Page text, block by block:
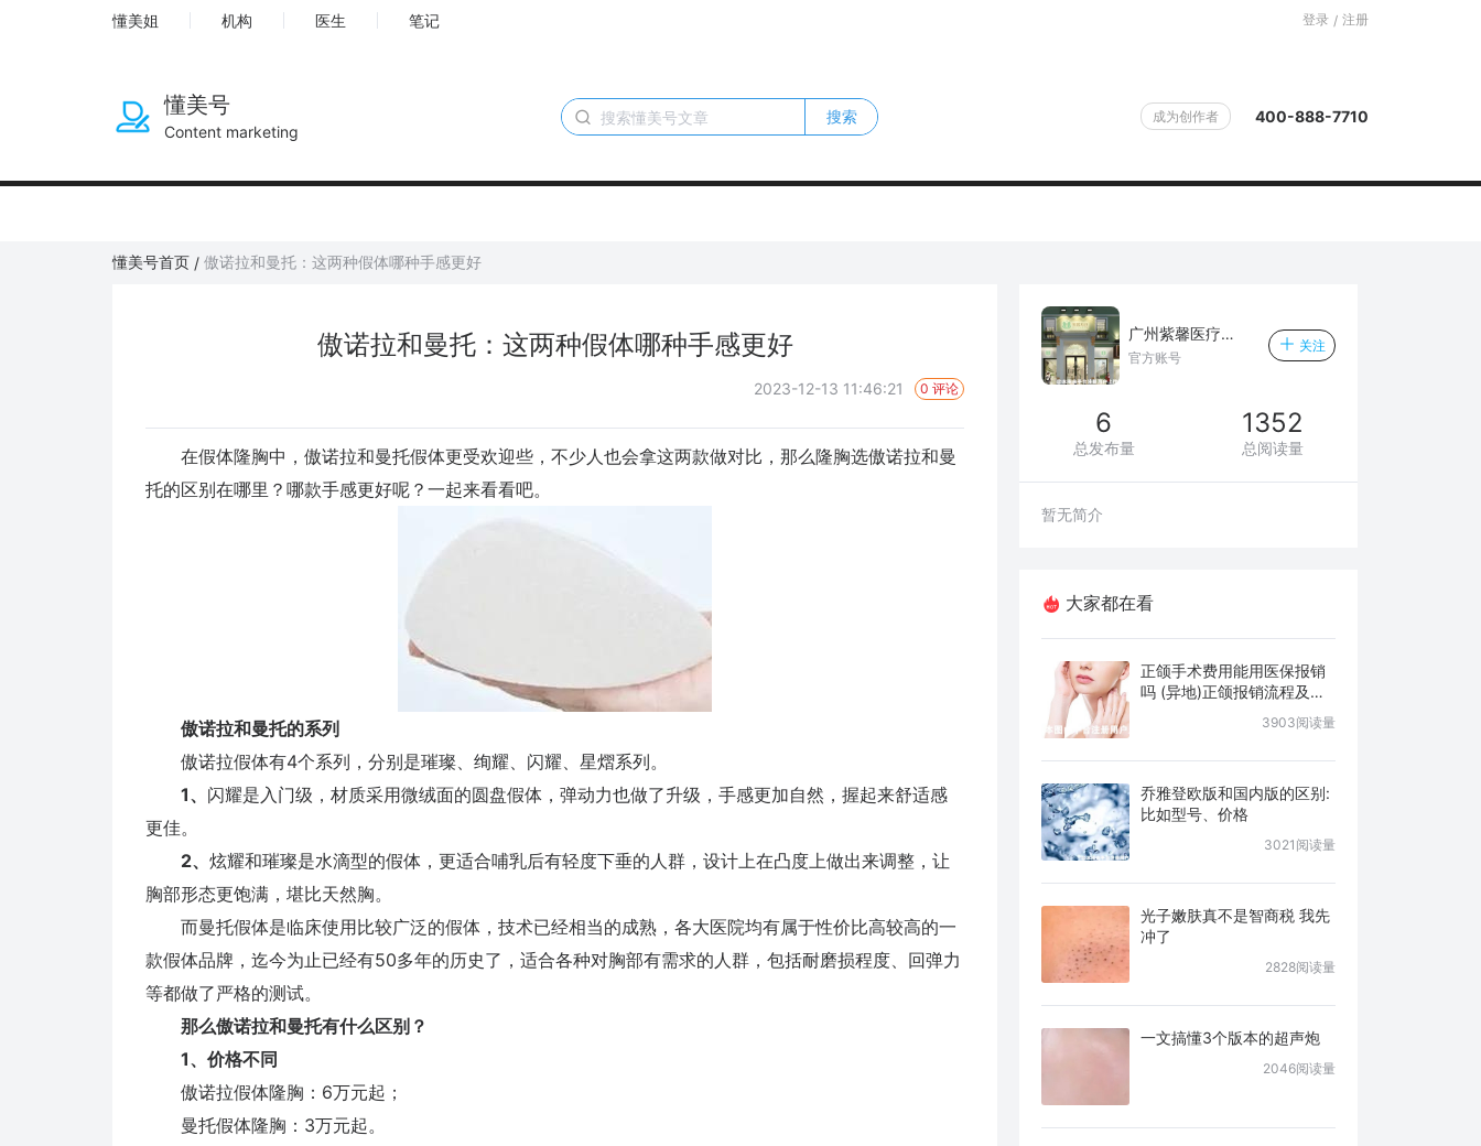
懂美姐 机构 医生 笔记 登录 / 注册
懂美号
Content marketing
搜索 成为创作者 400-888-7710
懂美号首页 / 傲诺拉和曼托：这两种假体哪种手感更好
傲诺拉和曼托：这两种假体哪种手感更好
2023-12-13 11:46:21 0 评论
在假体隆胸中，傲诺拉和曼托假体更受欢迎些，不少人也会拿这两款做对比，那么隆胸选傲诺拉和曼
托的区别在哪里？哪款手感更好呢？一起来看看吧。
傲诺拉和曼托的系列
傲诺拉假体有4个系列，分别是璀璨、绚耀、闪耀、星熠系列。
1、 闪耀是入门级，材质采用微绒面的圆盘假体，弹动力也做了升级，手感更加自然，握起来舒适感
更佳。
2、 炫耀和璀璨是水滴型的假体，更适合哺乳后有轻度下垂的人群，设计上在凸度上做出来调整，让
胸部形态更饱满，堪比天然胸。
而曼托假体是临床使用比较广泛的假体，技术已经相当的成熟，各大医院均有属于性价比高较高的一
款假体品牌，迄今为止已经有50多年的历史了，适合各种对胸部有需求的人群，包括耐磨损程度、回弹力
等都做了严格的测试。
那么傲诺拉和曼托有什么区别？
1、价格不同
傲诺拉假体隆胸：6万元起；
曼托假体隆胸：3万元起。
广州紫馨医疗美容门诊部
官方账号
关注
6
总发布量
1352
总阅读量
暂无简介
大家都在看
正颌手术费用能用医保报销
吗 (异地)正颌报销流程及条
3903阅读量
乔雅登欧版和国内版的区别:
比如型号、价格
3021阅读量
光子嫩肤真不是智商税 我先
冲了
2828阅读量
一文搞懂3个版本的超声炮
2046阅读量